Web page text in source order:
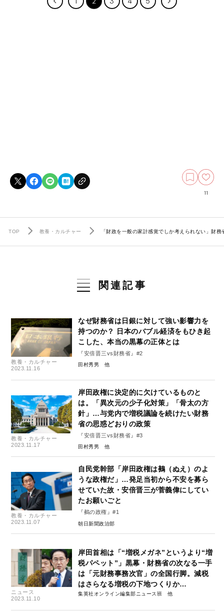
11
TOP 教養・カルチャー 「財政を一般の家計感覚でしか考えられない」財
関連記事
教養・カルチャー
2023.11.16
なぜ財務省は日銀に対して強い影響力を
持つのか？ 日本のバブル経済をもひき起
こした、本当の黒幕の正体とは
『安倍晋三vs財務省』#2
田村秀男
教養・カルチャー
2023.11.17
岸田政権に決定的に欠けているものと
は。「異次元の少子化対策」「骨太の方
針」…与党内で増税議論を続けたい財務
省の思惑どおりの政策
『安倍晋三vs財務省』#3
田村秀男
教養・カルチャー
2023.11.07
自民党幹部「岸田政権は鵺（ぬえ）のよ
うな政権だ」…発足当初から不安を募ら
せていた故・安倍晋三が菅義偉にしてい
たお願いごと
『鵺の政権』#1
朝日新聞政治部
ニュース
2023.11.10
岸田首相は「“増税メガネ”というより“増
税パペット”」黒幕・財務省の次なる一手
は「元財務事務次官」の全国行脚。減税
はさらなる増税の下地つくりか…
集英社オンライン編集部ニュース班